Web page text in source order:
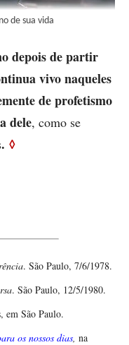
de sua vida
depois de partir
vivo naqueles
de profetismo
dele, como se
. ◊
. São Paulo, 7/6/1978.
. São Paulo, 12/5/1980.
em São Paulo.
os nossos dias na